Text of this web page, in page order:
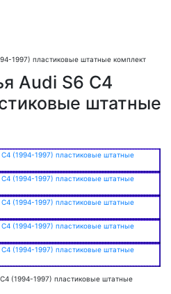
1997) пластиковые штатные комплект
Audi S6 C4
штатные